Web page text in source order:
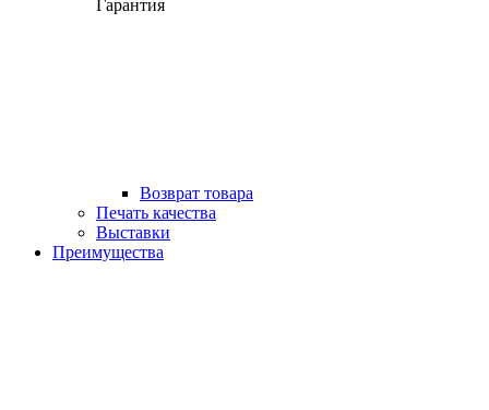
Гарантия
Возврат товара
Печать качества
Выставки
Преимущества